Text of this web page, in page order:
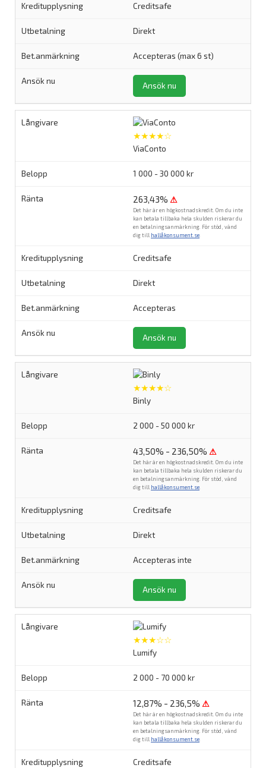
Creditsafe
Direkt
Accepteras (max 6 st)
Ansök nu
★★★★☆
ViaConto
1 000 - 30 000 kr
263,43% ⚠
Det här är en högkostnadskredit. Om du inte
kan betala tillbaka hela skulden riskerar du
en betalningsanmärkning. För stöd, vänd
dig till hallåkonsument.se
Creditsafe
Direkt
Accepteras
Ansök nu
★★★★☆
Binly
2 000 - 50 000 kr
43,50% - 236,50% ⚠
Det här är en högkostnadskredit. Om du inte
kan betala tillbaka hela skulden riskerar du
en betalningsanmärkning. För stöd, vänd
dig till hallåkonsument.se
Creditsafe
Direkt
Accepteras inte
Ansök nu
★★★☆☆
Lumify
2 000 - 70 000 kr
12,87% - 236,5% ⚠
Det här är en högkostnadskredit. Om du inte
kan betala tillbaka hela skulden riskerar du
en betalningsanmärkning. För stöd, vänd
dig till hallåkonsument.se
Creditsafe